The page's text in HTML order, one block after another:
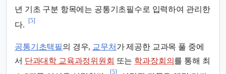
년 기초 구분 항목에는 공통기초필수로 입력하여 관리한
다.
[5]
공통기초택필의 경우, 교무처 가 제공한 교과목 풀 중에
서 단과대학 교육과정위원회 또는 학과장회의 를 통해 최
[5]